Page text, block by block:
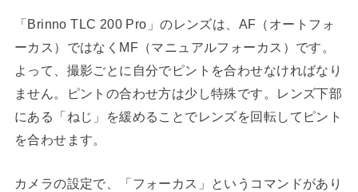
「Brinno TLC 200 Pro」のレンズは、AF（オートフォ
ーカス）ではなくMF（マニュアルフォーカス）です。
よって、撮影ごとに自分でピントを合わせなければなり
ません。ピントの合わせ方は少し特殊です。レンズ下部
にある「ねじ」を緩めることでレンズを回転してピント
を合わせます。
カメラの設定で、「フォーカス」というコマンドがあり